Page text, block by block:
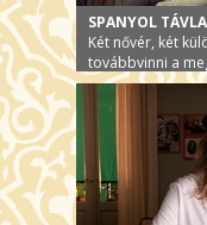
SPANYOL
Két nővér, két
továbbvinni a